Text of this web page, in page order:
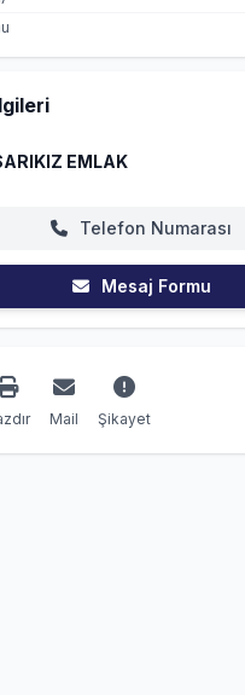
EMLAK
Telefon Numarası
Mesaj Formu
Mail Şikayet